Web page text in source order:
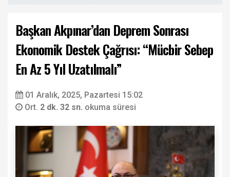
Başkan Akpınar’dan Deprem Sonrası
Ekonomik Destek Çağrısı: “Mücbir Sebep
En Az 5 Yıl Uzatılmalı”
01 Aralık, 2025, Pazartesi 15:02
Ort. 2 dk. 32 sn. okuma süresi